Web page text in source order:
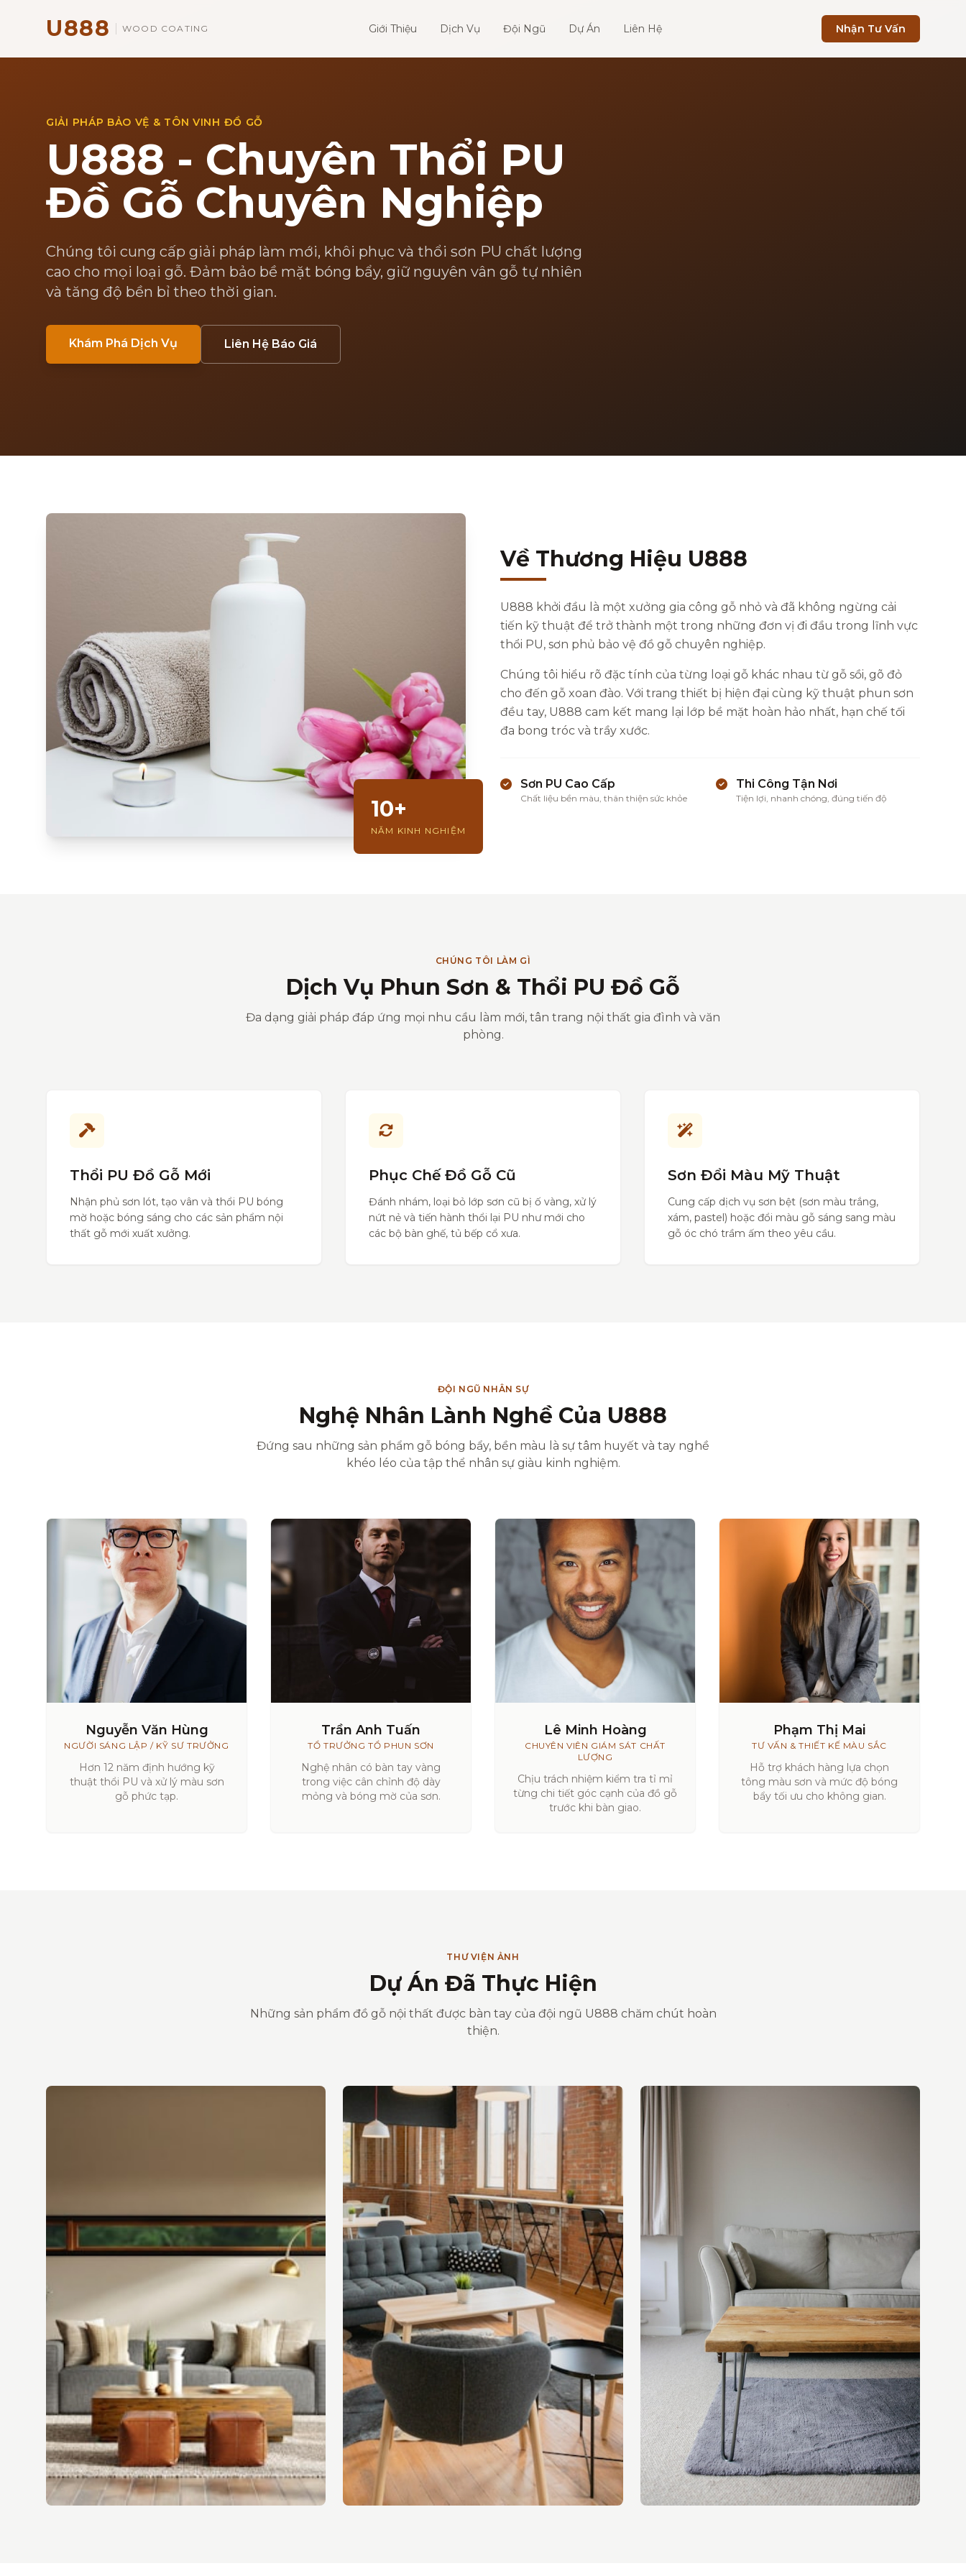
U888 WOOD COATING Giới Thiệu Dịch Vụ Đội Ngũ Dự Án Liên Hệ Nhận Tư Vấn
GIẢI PHÁP BẢO VỆ & TÔN VINH ĐỒ GỖ
U888 - Chuyên Thổi PU
Đồ Gỗ Chuyên Nghiệp
Chúng tôi cung cấp giải pháp làm mới, khôi phục và thổi sơn PU chất lượng
cao cho mọi loại gỗ. Đảm bảo bề mặt bóng bẩy, giữ nguyên vân gỗ tự nhiên
và tăng độ bền bỉ theo thời gian.
Khám Phá Dịch Vụ Liên Hệ Báo Giá
10+
NĂM KINH NGHIỆM
Về Thương Hiệu U888
U888 khởi đầu là một xưởng gia công gỗ nhỏ và đã không ngừng cải
tiến kỹ thuật để trở thành một trong những đơn vị đi đầu trong lĩnh vực
thổi PU, sơn phủ bảo vệ đồ gỗ chuyên nghiệp.
Chúng tôi hiểu rõ đặc tính của từng loại gỗ khác nhau từ gỗ sồi, gõ đỏ
cho đến gỗ xoan đào. Với trang thiết bị hiện đại cùng kỹ thuật phun sơn
đều tay, U888 cam kết mang lại lớp bề mặt hoàn hảo nhất, hạn chế tối
đa bong tróc và trầy xước.
Sơn PU Cao Cấp
Chất liệu bền màu, thân thiện sức khỏe
Thi Công Tận Nơi
Tiện lợi, nhanh chóng, đúng tiến độ
CHÚNG TÔI LÀM GÌ
Dịch Vụ Phun Sơn & Thổi PU Đồ Gỗ
Đa dạng giải pháp đáp ứng mọi nhu cầu làm mới, tân trang nội thất gia đình và văn
phòng.
Thổi PU Đồ Gỗ Mới
Nhận phủ sơn lót, tạo vân và thổi PU bóng
mờ hoặc bóng sáng cho các sản phẩm nội
thất gỗ mới xuất xưởng.
Phục Chế Đồ Gỗ Cũ
Đánh nhám, loại bỏ lớp sơn cũ bị ố vàng, xử lý
nứt nẻ và tiến hành thổi lại PU như mới cho
các bộ bàn ghế, tủ bếp cổ xưa.
Sơn Đổi Màu Mỹ Thuật
Cung cấp dịch vụ sơn bệt (sơn màu trắng,
xám, pastel) hoặc đổi màu gỗ sáng sang màu
gỗ óc chó trầm ấm theo yêu cầu.
ĐỘI NGŨ NHÂN SỰ
Nghệ Nhân Lành Nghề Của U888
Đứng sau những sản phẩm gỗ bóng bẩy, bền màu là sự tâm huyết và tay nghề
khéo léo của tập thể nhân sự giàu kinh nghiệm.
Nguyễn Văn Hùng
NGƯỜI SÁNG LẬP / KỸ SƯ TRƯỞNG
Hơn 12 năm định hướng kỹ
thuật thổi PU và xử lý màu sơn
gỗ phức tạp.
Trần Anh Tuấn
TỔ TRƯỞNG TỔ PHUN SƠN
Nghệ nhân có bàn tay vàng
trong việc cân chỉnh độ dày
mỏng và bóng mờ của sơn.
Lê Minh Hoàng
CHUYÊN VIÊN GIÁM SÁT CHẤT
LƯỢNG
Chịu trách nhiệm kiểm tra tỉ mỉ
từng chi tiết góc cạnh của đồ gỗ
trước khi bàn giao.
Phạm Thị Mai
TƯ VẤN & THIẾT KẾ MÀU SẮC
Hỗ trợ khách hàng lựa chọn
tông màu sơn và mức độ bóng
bẩy tối ưu cho không gian.
THƯ VIỆN ẢNH
Dự Án Đã Thực Hiện
Những sản phẩm đồ gỗ nội thất được bàn tay của đội ngũ U888 chăm chút hoàn
thiện.